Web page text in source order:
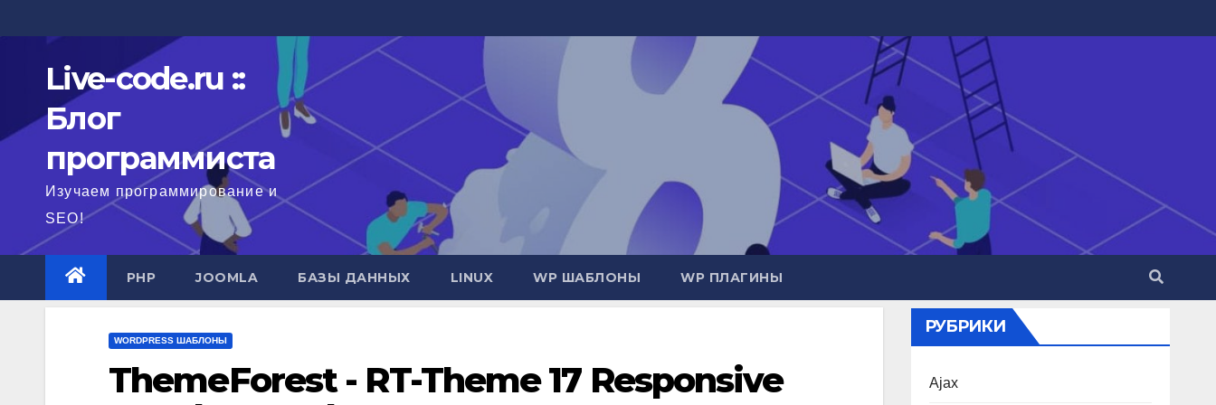
к
содержимомуLive-code.ru ::
Блог
программиста
Изучаем программирование и
SEO!
PHP JOOMLA БАЗЫ ДАННЫХ LINUX WP ШАБЛОНЫ WP ПЛАГИНЫ
WORDPRESS ШАБЛОНЫ
ThemeForest - RT-Theme 17 Responsive
РУБРИКИ
Ajax